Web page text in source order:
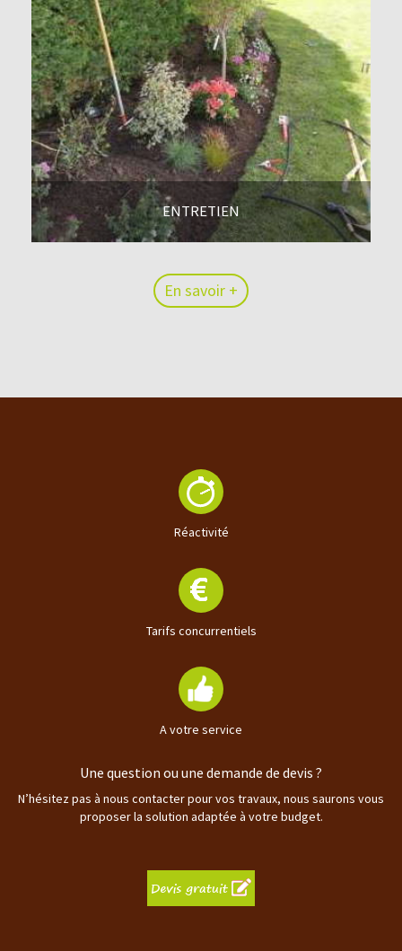
ENTRETIEN
En savoir +
Réactivité
Tarifs concurrentiels
A votre service
Une question ou une demande de devis ?
N’hésitez pas à nous contacter pour vos travaux, nous saurons vous
proposer la solution adaptée à votre budget.